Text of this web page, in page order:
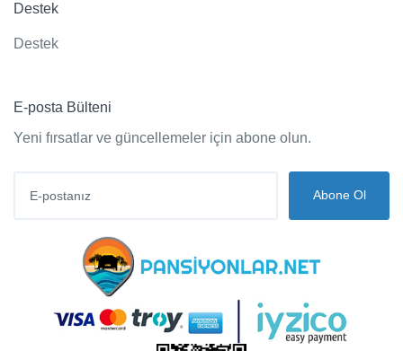
Destek
Destek
E-posta Bülteni
Yeni fırsatlar ve güncellemeler için abone olun.
Abone Ol